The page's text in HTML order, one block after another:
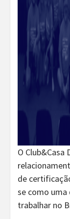
O Club&Casa
de
se como uma
trabalhar no